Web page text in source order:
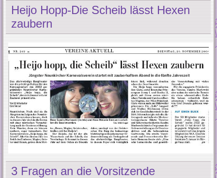
Heijo Hopp-Die Scheib lässt Hexen
zaubern
3 Fragen an die Vorsitzende